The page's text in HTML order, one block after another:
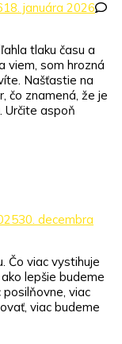
18. januára 2026
tlaku času a
viem, som hrozná
Našťastie na
čo znamená, že je
Určite aspoň
30. decembra
Čo viac vystihuje
lepšie budeme
posilňovne, viac
viac budeme